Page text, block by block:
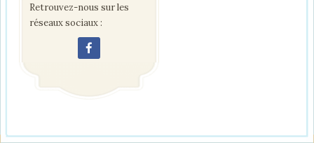
Retrouvez-nous sur les
réseaux sociaux :